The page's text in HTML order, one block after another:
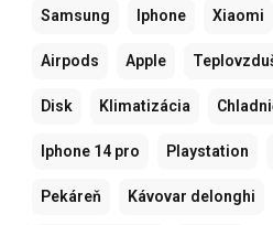
Samsung Iphone Xiaomi
Airpods Apple
Disk Klimatizácia
Iphone 14 pro Playstation
Pekáreň Kávovar delonghi